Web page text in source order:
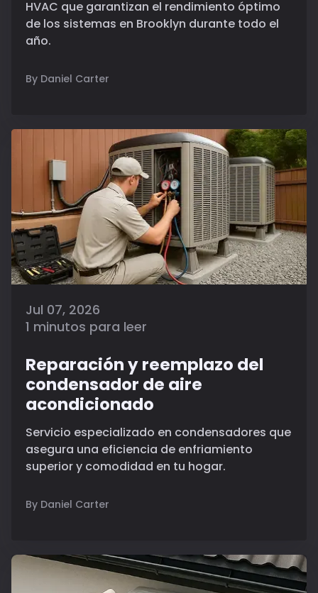
HVAC que garantizan el rendimiento óptimo
de los sistemas en Brooklyn durante todo el
año.
By Daniel Carter
Jul 07, 2026
1 minutos para leer
Reparación y reemplazo del
condensador de aire
acondicionado
Servicio especializado en condensadores que
asegura una eficiencia de enfriamiento
superior y comodidad en tu hogar.
By Daniel Carter